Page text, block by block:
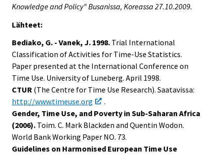
Knowledge and Policy" Busanissa, Koreassa 27.10.2009.
Lähteet:
Bediako, G. - Vanek, J. 1998. Trial International
Classification of Activities for Time-Use Statistics.
Paper presented at the International Conference on
Time Use. University of Luneberg. April 1998.
CTUR (The Centre for Time Use Research). Saatavissa:
http://www.timeuse.org
.
Gender, Time Use, and Poverty in Sub-Saharan Africa
(2006). Toim. C. Mark Blackden and Quentin Wodon.
World Bank Working Paper NO. 73.
Guidelines on Harmonised European Time Use